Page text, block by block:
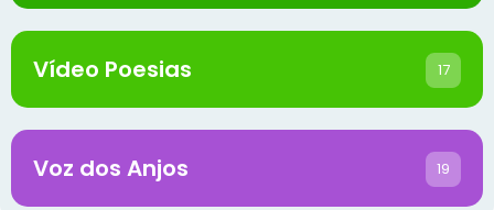
Vídeo Poesias 17
Voz dos Anjos 19